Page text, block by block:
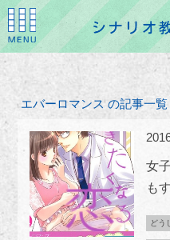
エバーロマンス の記事一覧
女
も
どう